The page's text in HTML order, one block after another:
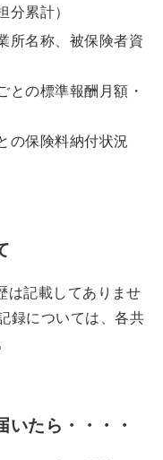
分累計）
所名称、被保険者資
との標準報酬月額・
の保険料納付状況
は記載してありませ
録については、各共
いたら・・・・